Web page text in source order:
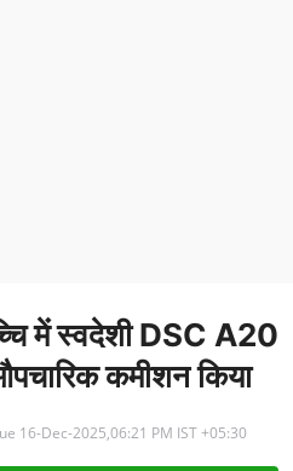
में स्वदेशी DSC A20
कमीशन किया
16-Dec-2025,06:21 PM IST +05:30